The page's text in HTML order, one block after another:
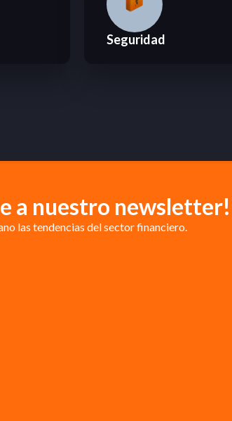
Seguridad
a nuestro newsletter!
las tendencias del sector financiero.